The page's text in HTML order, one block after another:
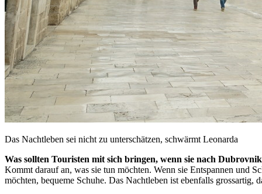
Das Nachtleben sei nicht zu unterschätzen, schwärmt Leonarda
Was sollten Touristen mit sich bringen, wenn sie nach
Kommt darauf an, was sie tun möchten. Wenn sie Entspannen und
möchten, bequeme Schuhe. Das Nachtleben ist ebenfalls